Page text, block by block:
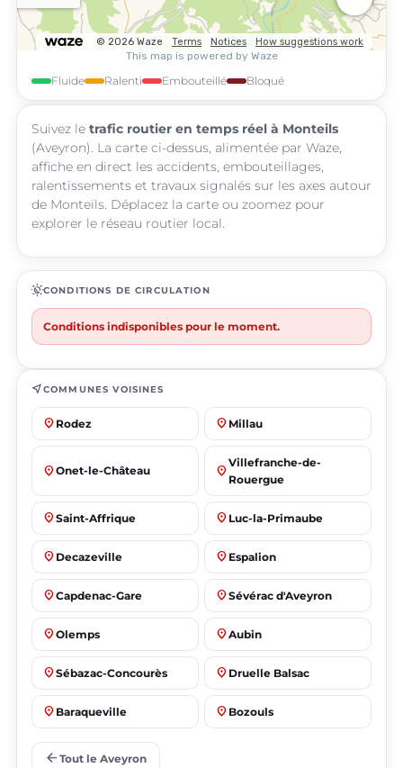
Fluide Ralenti Embouteillé Bloqué
Suivez le trafic routier en temps réel à Monteils
(Aveyron). La carte ci-dessus, alimentée par Waze,
affiche en direct les accidents, embouteillages,
ralentissements et travaux signalés sur les axes autour
de Monteils. Déplacez la carte ou zoomez pour
explorer le réseau routier local.
routineCONDITIONS DE CIRCULATION
Conditions indisponibles pour le moment.
near_meCOMMUNES VOISINES
place Rodez place Millau
place Onet-le-Château place
Villefranche-de-
Rouergue
place Saint-Affrique place Luc-la-Primaube
place Decazeville place Espalion
place Capdenac-Gare place Sévérac d'Aveyron
place Olemps place Aubin
place Sébazac-Concourès place Druelle Balsac
place Baraqueville place Bozouls
place
arrow_back Tout le Aveyron